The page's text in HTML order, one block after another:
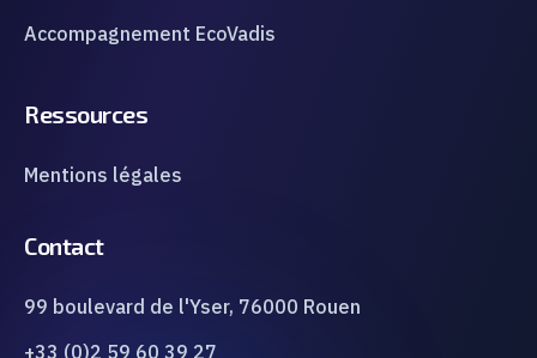
Accompagnement EcoVadis
Ressources
Mentions légales
Contact
99 boulevard de l'Yser, 76000 Rouen
+33 (0)2 59 60 39 27